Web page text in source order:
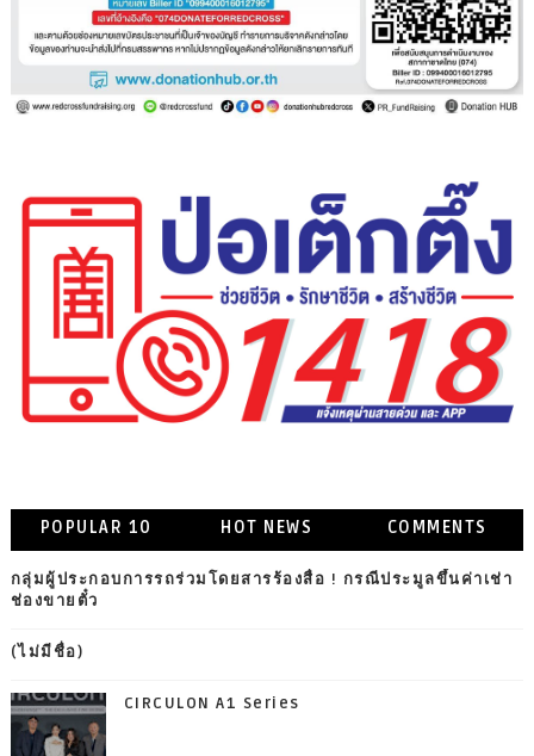
POPULAR 10 HOT NEWS COMMENTS
กลุ่มผู้ประกอบการรถร่วมโดยสารร้องสื่อ ! กรณีประมูลขึ้นค่าเช่า
ช่องขายตั๋ว
(ไม่มีชื่อ)
CIRCULON A1 Series